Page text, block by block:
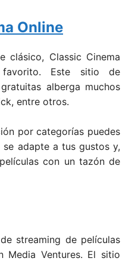
Online
clásico, Classic Cinema
Este sitio de
alberga muchos
entre otros.
por categorías puedes
adapte a tus gustos y,
con un tazón de
streaming de películas
Media Ventures. El sitio